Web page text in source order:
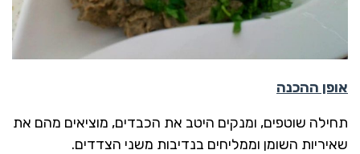
אופן ההכנה
תחילה שוטפים, ומנקים היטב את הכבדים, מוציאים מהם את
שאיריות השומן וממליחים בנדיבות משני הצדדים.